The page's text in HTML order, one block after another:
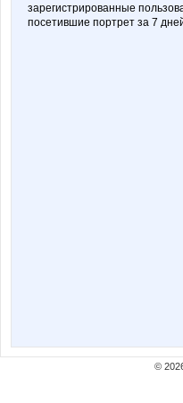
зарегистрированные
посетившие портрет за 7
©